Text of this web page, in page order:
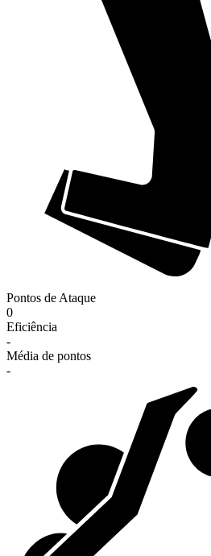
Pontos de Ataque
0
Eficiência
-
Média de pontos
-